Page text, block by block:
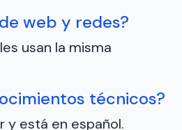
web y redes?
usan la misma
técnicos?
y está en español.